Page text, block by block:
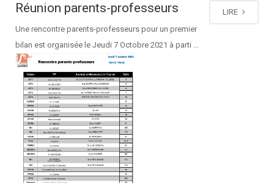
LIRE
Réunion parents-professeurs
Une rencontre parents-professeurs pour un premier
bilan est organisée le Jeudi 7 Octobre 2021 à parti ...